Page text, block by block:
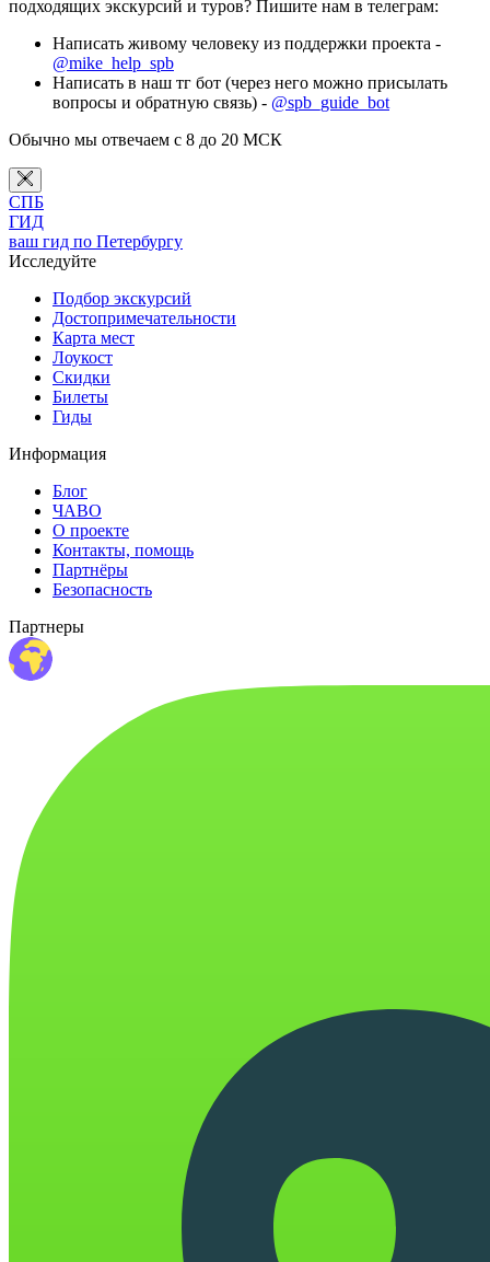
подходящих экскурсий и туров? Пишите нам в телеграм:
Написать живому человеку из поддержки проекта -
@mike_help_spb
Написать в наш тг бот (через него можно присылать
вопросы и обратную связь) - @spb_guide_bot
Обычно мы отвечаем с 8 до 20 МСК
СПБ
ГИД
ваш гид по Петербургу
Исследуйте
Подбор экскурсий
Достопримечательности
Карта мест
Лоукост
Скидки
Билеты
Гиды
Информация
Блог
ЧАВО
О проекте
Контакты, помощь
Партнёры
Безопасность
Партнеры